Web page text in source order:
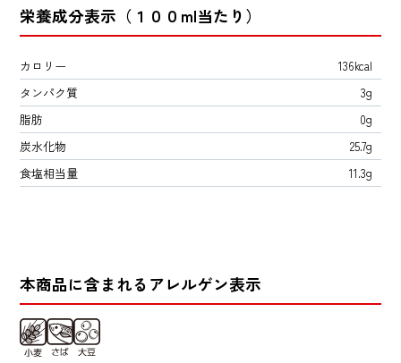
栄養成分表示（１００ml当たり）
カロリー
136kcal
タンパク質
3g
脂肪
0g
炭水化物
25.7g
食塩相当量
11.3g
本商品に含まれるアレルゲン表示